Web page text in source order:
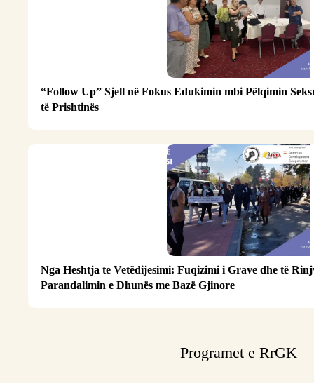
“Follow Up” Sjell në Fokus Edukimin mbi Pëlqimin
të Prishtinës
Nga Heshtja te Vetëdijesimi: Fuqizimi i Grave dhe të
Parandalimin e Dhunës me Bazë Gjinore
Programet e RrGK